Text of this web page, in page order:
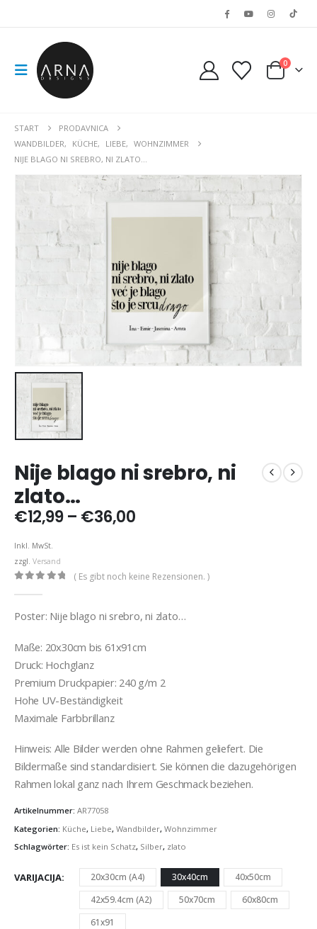
0
START
PRODAVNICA
WANDBILDER, KÜCHE, LIEBE, WOHNZIMMER
NIJE BLAGO NI SREBRO, NI ZLATO…
Nije blago ni srebro, ni
zlato…
€12,99 – €36,00Preisspanne:
Inkl. MwSt.
zzgl. Versand
( Es gibt noch keine Rezensionen. )
Poster: Nije blago ni srebro, ni zlato…
Maße: 20x30cm bis 61x91cm
Druck: Hochglanz
Premium Druckpapier: 240 g/m 2
Hohe UV-Beständigkeit
Maximale Farbbrillanz
Hinweis: Alle Bilder werden ohne Rahmen geliefert. Die
Bildermaße sind standardisiert. Sie können die dazugehörigen
Rahmen lokal ganz nach Ihrem Geschmack beziehen.
Artikelnummer: AR77058
Kategorien: Küche, Liebe, Wandbilder, Wohnzimmer
Schlagwörter: Es ist kein Schatz, Silber, zlato
VARIJACIJA 20x30cm (A4) 30x40cm
40x50cm
42x59.4cm (A2)
50x70cm
60x80cm
61x91